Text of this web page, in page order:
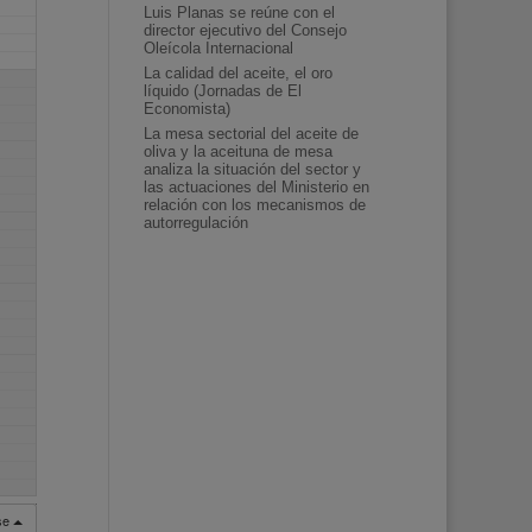
Luis Planas se reúne con el
director ejecutivo del Consejo
Oleícola Internacional
La calidad del aceite, el oro
líquido (Jornadas de El
Economista)
La mesa sectorial del aceite de
oliva y la aceituna de mesa
analiza la situación del sector y
las actuaciones del Ministerio en
relación con los mecanismos de
autorregulación